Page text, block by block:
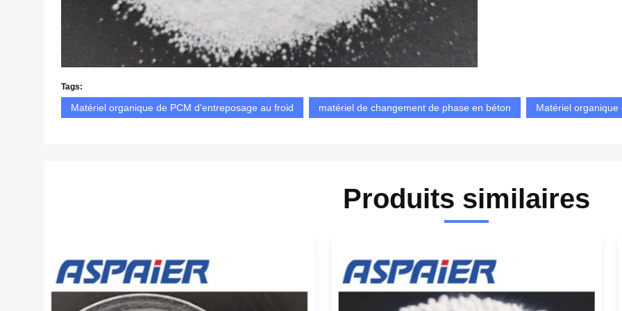
Tags:
Matériel organique de PCM d'entreposage au froid matériel de changement de phase en béton Matériel
Produits similaires